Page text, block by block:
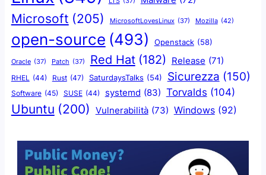
Microsoft (205) MicrosoftLovesLinux (37) Mozilla (42)
open-source (493) Openstack (58)
Oracle (37) Patch (37) Red Hat (182) Release (71)
RHEL (44) Rust (47) SaturdaysTalks (54) Sicurezza (150)
Software (45) SUSE (44) systemd (83) Torvalds (104)
Ubuntu (200) Vulnerabilità (73) Windows (92)